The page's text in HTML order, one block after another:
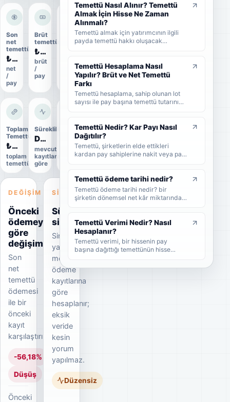
Son
net
temettü
₺0,1417
net
/
pay
Brüt
temettü
₺0,17
brüt
/
pay
Dağıtım
oranı
oranı
Toplam
Temettü
₺37,9 Mn
toplam
temettü
Süreklilik
Düzensiz
mevcut
kayıtlara
göre
Uygulama
durumu
Uygulandı
Kesin
DEĞIŞIM
Önceki
ödemeye
göre
değişim
Son
net
temettü
ödemesi
ile bir
önceki
kayıt
karşılaştırılır.
-56,18%
Düşüş
Önceki
SINYAL
Süreklilik
sinyali
Sinyal
yalnızca
mevcut
ödeme
kayıtlarına
göre
hesaplanır;
eksik
veride
kesin
yorum
yapılmaz.
Düzensiz
dağıtıldığını gösterir. KAP'ta görülen
kâr payı oranı ise çoğunlukla 1 TL
nominal değere göre hesaplanan ayrı
bir yüzdedir. Bu rehberde temettü
verimi, dağıtım oranı ve KAP temettü
oranı arasındaki farkları formüller ve
Temettü Nasıl Alınır? Temettü
Almak İçin Hisse Ne Zaman
Alınmalı?
Temettü almak için yatırımcının ilgili
payda temettü hakkı oluşacak
alındığını, hak kullanım tarihi, kayıt
tarihi ve ödeme tarihi arasındaki farkı
ve yatırımcıların nelere dikkat etmesi
gerektiğini sade şekilde bulabilirsiniz.
Temettü Hesaplama Nasıl
Yapılır? Brüt ve Net Temettü
Farkı
Temettü hesaplama, sahip olunan lot
sayısı ile pay başına temettü tutarının
verimi ve örnek hesaplama adımlarını
sade şekilde bulabilirsiniz.
Temettü Nedir? Kar Payı Nasıl
Dağıtılır?
Temettü, şirketlerin elde ettikleri
kardan pay sahiplerine nakit veya pay
nasıl dağıtıldığını, brüt-net temettü
farkını, temettü tarihlerini ve
yatırımcıların dikkat etmesi
gerekenleri sade şekilde bulabilirsiniz.
Temettü ödeme tarihi nedir?
Temettü ödeme tarihi nedir? bir
şirketin dönemsel net kâr miktarından
Temettü Verimi Nedir? Nasıl
Hesaplanır?
Temettü verimi, bir hissenin pay
başına dağıttığı temettünün hisse
göstergedir. Bu rehberde temettü
veriminin nasıl hesaplandığını, yüksek
temettü veriminin ne anlama geldiğini
yorumlaması gerektiğini sade
örneklerle bulabilirsiniz.